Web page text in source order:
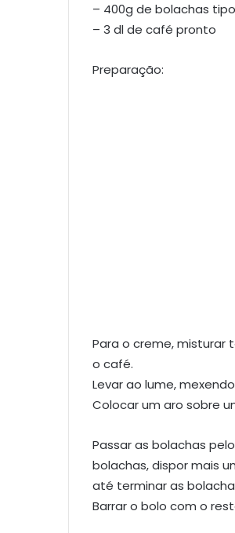
– 400g de bolachas
– 3 dl de café pronto
Preparação:
Para o creme, misturar
o café.
Levar ao lume,
Colocar um aro sobre
Passar as bolachas
bolachas, dispor mais
até terminar as
Barrar o bolo com o